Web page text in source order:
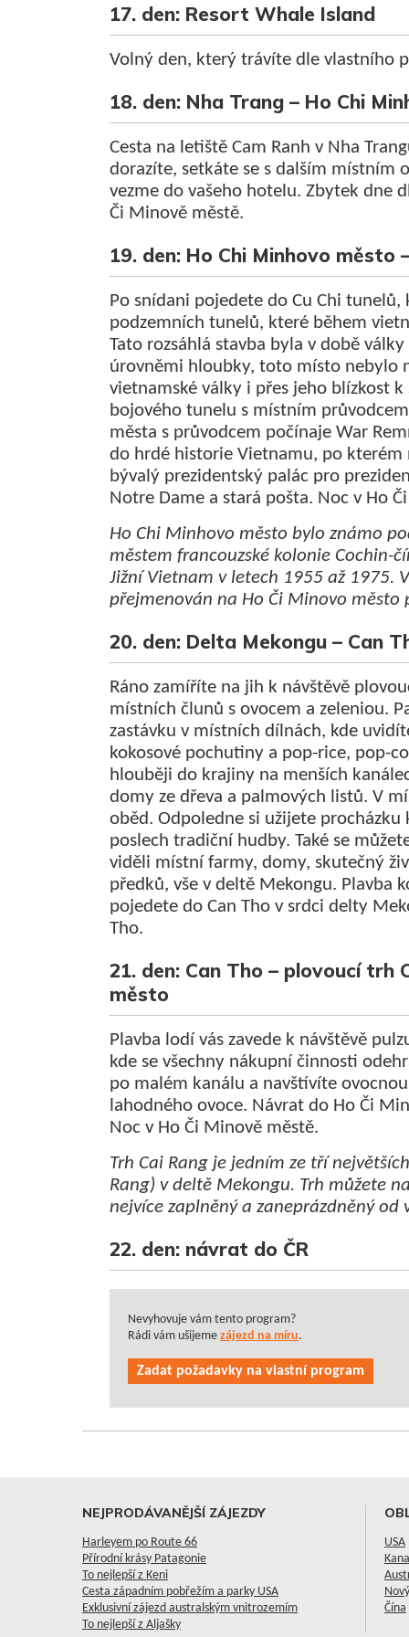
17. den: Resort Whale Island
Volný den, který trávíte dle vlastního
18. den: Nha Trang – Ho Chi
Cesta na letiště Cam Ranh v Nha
dorazíte, setkáte se s dalším místním
vezme do vašeho hotelu. Zbytek dne
Či Minově městě.
19. den: Ho Chi Minhovo město
Po snídani pojedete do Cu Chi tunelů,
podzemních tunelů, které během
Tato rozsáhlá stavba byla v době
úrovněmi hloubky, toto místo nebylo
vietnamské války i přes jeho blízkost
bojového tunelu s místním
města s průvodcem počínaje War
do hrdé historie Vietnamu, po kterém
bývalý prezidentský palác pro
Notre Dame a stará pošta. Noc v Ho
Ho Chi Minhovo město bylo známo
městem francouzské kolonie Cochin-
Jižní Vietnam v letech 1955 až 1975.
přejmenován na Ho Či Minovo město
20. den: Delta Mekongu – Can
Ráno zamíříte na jih k návštěvě
místních člunů s ovocem a zeleniou.
zastávku v místních dílnách, kde
kokosové pochutiny a pop-rice, pop-
hlouběji do krajiny na menších
domy ze dřeva a palmových listů. V
oběd. Odpoledne si užijete procházku
poslech tradiční hudby. Také se
viděli místní farmy, domy, skutečný
předků, vše v deltě Mekongu. Plavba
pojedete do Can Tho v srdci delty
Tho.
21. den: Can Tho – plovoucí trh
město
Plavba lodí vás zavede k návštěvě
kde se všechny nákupní činnosti
po malém kanálu a navštívíte
lahodného ovoce. Návrat do Ho Či
Noc v Ho Či Minově městě.
Trh Cai Rang je jedním ze tří
Rang) v deltě Mekongu. Trh můžete
nejvíce zaplněný a zaneprázdněný od
22. den: návrat do ČR
Nevyhovuje vám tento program?
Rádi vám ušijeme zájezd na míru.
Zadat požadavky na vlastní program
NEJPRODÁVANĚJŠÍ ZÁJEZDY
Harleyem po Route 66
Přírodní krásy Patagonie
To nejlepší z Keni
Cesta západním pobřežím a parky USA
Exklusivní zájezd australským vnitrozemím
To nejlepší z Aljašky
USA
Čína